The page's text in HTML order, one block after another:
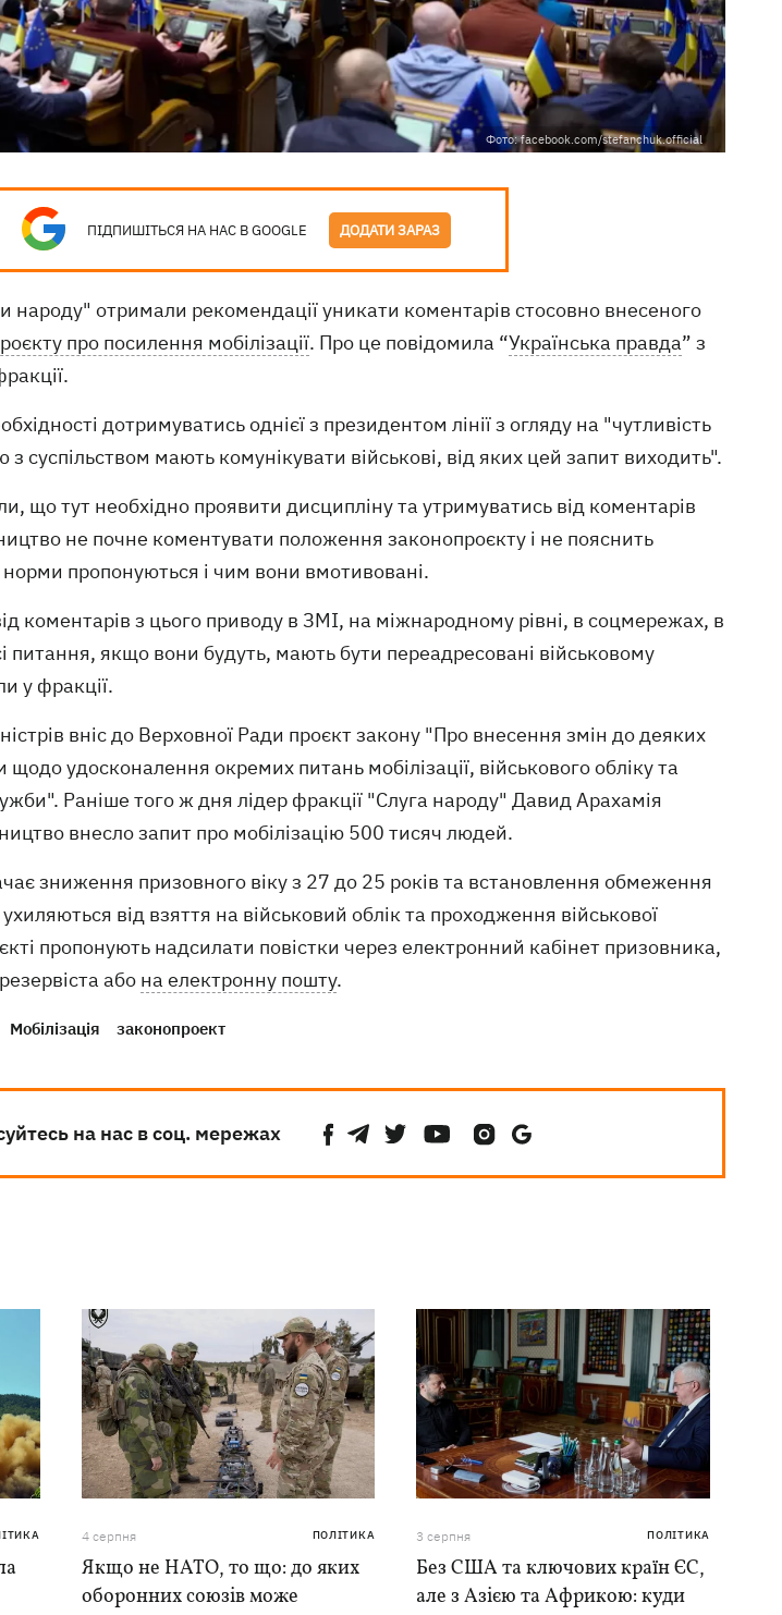
Фото: facebook.com/stefanchuk.official
ПІДПИШІТЬСЯ НА НАС В GOOGLE ДОДАТИ ЗАРАЗ
народу" отримали рекомендації уникати коментарів стосовно внесеного
про посилення мобілізації. Про це повідомила “Українська правда” з
дотримуватись однієї з президентом лінії з огляду на "чутливість
з суспільством мають комунікувати військові, від яких цей запит виходить".
що тут необхідно проявити дисципліну та утримуватись від коментарів
не почне коментувати положення законопроєкту і не пояснить
норми пропонуються і чим вони вмотивовані.
коментарів з цього приводу в ЗМІ, на міжнародному рівні, в соцмережах, в
питання, якщо вони будуть, мають бути переадресовані військовому
у фракції.
вніс до Верховної Ради проєкт закону "Про внесення змін до деяких
щодо удосконалення окремих питань мобілізації, військового обліку та
Раніше того ж дня лідер фракції "Слуга народу" Давид Арахамія
внесло запит про мобілізацію 500 тисяч людей.
зниження призовного віку з 27 до 25 років та встановлення обмеження
від взяття на військовий облік та проходження військової
пропонують надсилати повістки через електронний кабінет призовника,
або на електронну пошту.
Мобілізація законопроект
на нас в соц. мережах
4 серпня ПОЛІТИКА
Якщо не НАТО, то що: до яких
оборонних союзів може
3 серпня ПОЛІТИКА
Без США та ключових країн ЄС,
але з Азією та Африкою: куди